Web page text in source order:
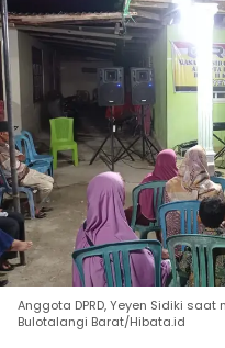
Anggota DPRD, Yeyen Sidiki
Bulotalangi Barat/Hibata.id